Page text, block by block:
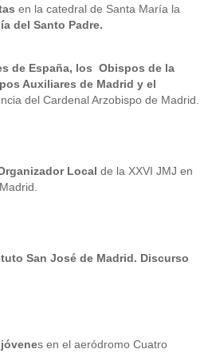
en la catedral de Santa María la
del Santo Padre.
de España, los Obispos de la
Auxiliares de Madrid y el
del Cardenal Arzobispo de Madrid.
Local de la XXVI JMJ en
San José de Madrid. Discurso
s en el aeródromo Cuatro